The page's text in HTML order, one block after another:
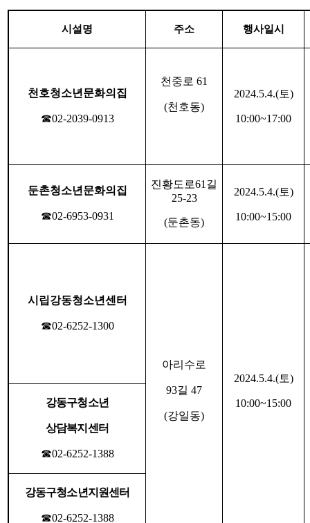
시설명 주소 행사일시
천호청소년문화의집
☎02-2039-0913
천중로 61
(천호동)
2024.5.4.(토)
10:00~17:00
둔촌청소년문화의집
☎02-6953-0931
진황도로61 길
25-23
(둔촌동)
2024.5.4.(토)
10:00~15:00
시립강동청소년센터
☎02-6252-1300
아리수로
93길 47
(강일동)
2024.5.4.(토)
10:00~15:00
강동구청소년
상담복지센터
☎02-6252-1388
강동구청소년지원센터
☎02-6252-1388